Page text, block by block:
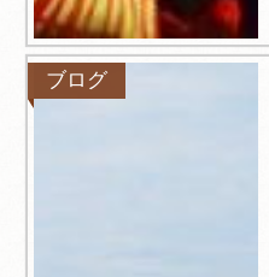
ブログ